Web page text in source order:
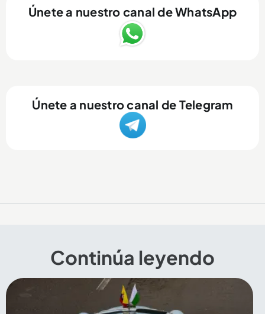
Únete a nuestro canal de WhatsApp
Únete a nuestro canal de Telegram
Continúa leyendo